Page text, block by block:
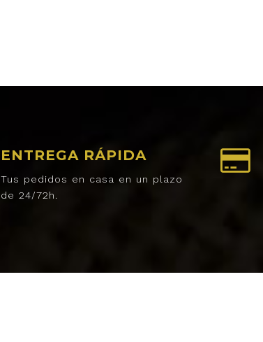
ENTREGA RÁPIDA
Tus pedidos en casa en un plazo
de 24/72h.